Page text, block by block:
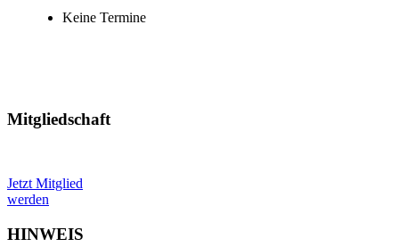
Keine Termine
Mitgliedschaft
Jetzt Mitglied
werden
HINWEIS